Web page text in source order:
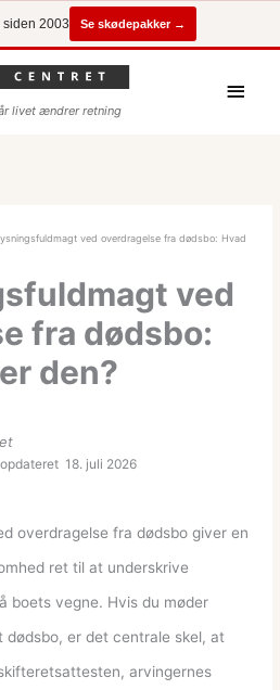
siden 2003 Se skødepakker →
livet ændrer retning
ved overdragelse fra dødsbo: Hvad
ved
fra dødsbo:
den?
18. juli 2026
overdragelse fra dødsbo giver en
ret til at underskrive
boets vegne. Hvis du møder
dødsbo, er det centrale skel, at
arvingernes